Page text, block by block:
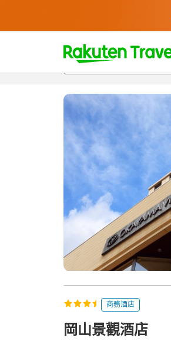
t
p
a
概覽房間及住宿方案 評價設施
商務酒店
岡山景觀酒店